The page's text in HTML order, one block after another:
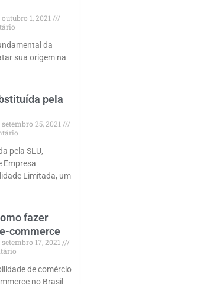
outubro 1, 2021
da
sua origem na
pela
setembro 25, 2021
pela SLU,
Empresa
Limitada, um
fazer
commerce
setembro 17, 2021
de comércio
no Brasil